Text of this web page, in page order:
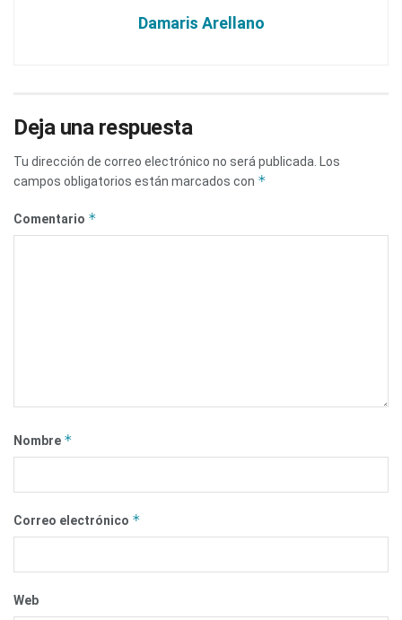
Damaris Arellano
Deja una respuesta
Tu dirección de correo electrónico no será publicada.
Los
campos obligatorios están marcados con *
Comentario *
Nombre *
Correo electrónico *
Web